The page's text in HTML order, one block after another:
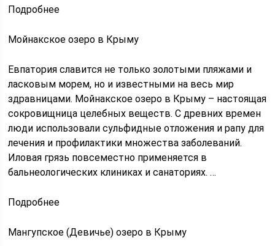
Подробнее
Мойнакское озеро в Крыму
Евпатория славится не только золотыми пляжами и
ласковым морем, но и известными на весь мир
здравницами. Мойнакское озеро в Крыму – настоящая
сокровищница целебных веществ. С древних времен
люди использовали сульфидные отложения и рапу для
лечения и профилактики множества заболеваний.
Иловая грязь повсеместно применяется в
бальнеологических клиниках и санаториях. …
Подробнее
Мангупское (Девичье) озеро в Крыму